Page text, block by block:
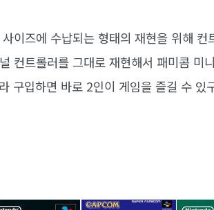
이즈에 수납되는 형태의 재현을 위해
컨트롤러를 그대로 재현해서 패미콤 미
구입하면 바로 2인이 게임을 즐길 수 있